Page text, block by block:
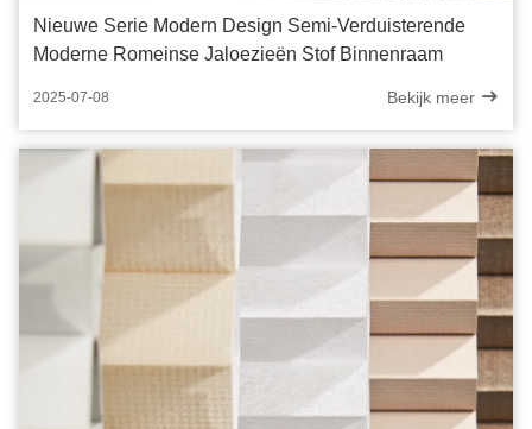
Nieuwe Serie Modern Design Semi-Verduisterende
Moderne Romeinse Jaloezieën Stof Binnenraam
2025-07-08 Bekijk meer